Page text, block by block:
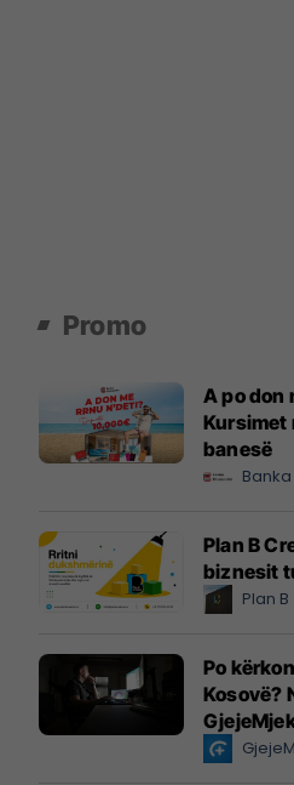
Promo
A po don
Kursimet
banesë
Plan B
biznesit
Plan B
Po
Kosovë?